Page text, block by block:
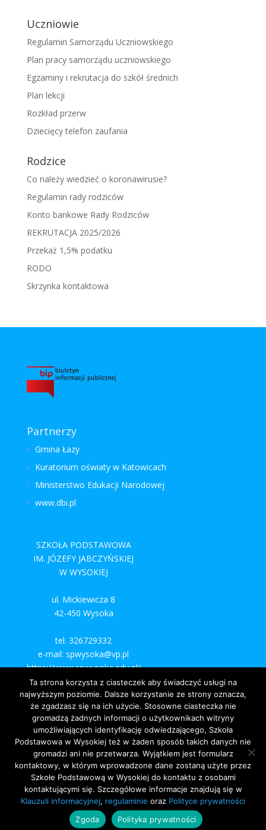
Uczniowie
Regulamin Samorządu Uczniowskiego
Plan pracy samorządu uczniowskiego
Egzaminy i rekrutacja do szkół średnich
Plan lekcji
Rozkład przerw
Dziecięcy telefon zaufania
Rodzice
Co należy wiedzieć o koronawirusie?
Regulamin rady rodziców
Konto bankowe Rady Rodziców
REKRUTACJA 2025/2026
Przekaż 1,5% podatku
RODO
Skrzynka kontaktowa
Partnerzy
Gmina Łazy
Kuratorium oświaty w Katowicach
Ministerstwo Edukacji Narodowej
www.dbi.pl
SZKOŁA PODSTAWOWA
IM. JÓZEFY JABCZYŃSKIEJ
W WYSOKIEJ
ul. Mickiewicza 8
42-450 Wysoka
tel. 326729332
e-mail: spwysoka@vp.pl
https://www.spwysoka.edu.pl/
©simpleideas.pl 2020
Ta strona korzysta z ciasteczek aby świadczyć usługi na
najwyższym poziomie. Dalsze korzystanie ze strony oznacza,
że zgadzasz się na ich użycie. Stosowne ciasteczka nie
gromadzą żadnych informacji o użytkownikach witryny
umożliwiających identyfikację odwiedzającego, Szkoła
Podstawowa w Wysokiej też w żaden sposób takich danych nie
gromadzi ani nie przetwarza. Wyjątkiem jest formularz
kontaktowy, w którym wprowadzone dane zostaną użyte przez
Szkołe Podstawową w Wysokiej do kontaktu z osobami
kontaktującymi się. Szczegółowe informacje znajdują się w
Klauzuli informacyjnej, regulaminie oraz Polityce prywatności
Zgoda
Polityka prywatności